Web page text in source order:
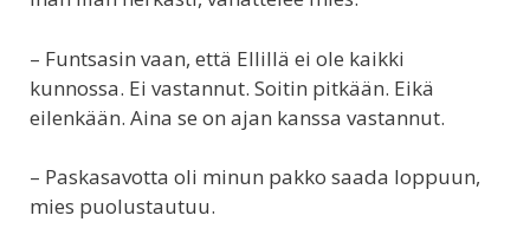
– Funtsasin vaan, että Ellillä ei ole kaikki
kunnossa. Ei vastannut. Soitin pitkään. Eikä
eilenkään. Aina se on ajan kanssa vastannut.
– Paskasavotta oli minun pakko saada loppuun,
mies puolustautuu.